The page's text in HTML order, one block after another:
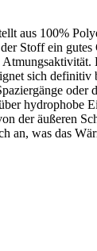
aus 100%
Stoff ein
sich definitiv
oder
hydrophobe
der äußeren
an, was das